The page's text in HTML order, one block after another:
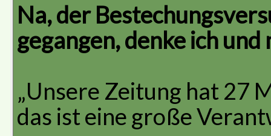
Na, der
gegangen, denke ich
„Unsere Zeitung hat 27
das ist eine große